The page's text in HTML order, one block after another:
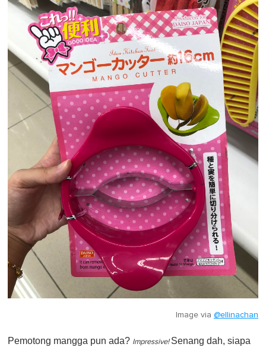
Image via @ellinachan
Pemotong mangga pun ada? Impressive! Senang dah, siapa